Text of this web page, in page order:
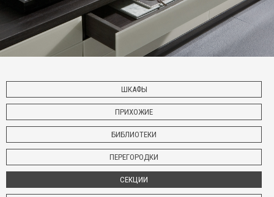
ШКАФЫ
ПРИХОЖИЕ
БИБЛИОТЕКИ
ПЕРЕГОРОДКИ
СЕКЦИИ